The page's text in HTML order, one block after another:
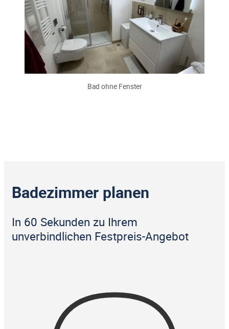
Bad ohne Fenster
Badezimmer planen
In 60 Sekunden zu Ihrem
unverbindlichen Festpreis-Angebot